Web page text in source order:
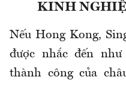
KINH
Nếu Hong Kong,
được nhắc đến
thành công của